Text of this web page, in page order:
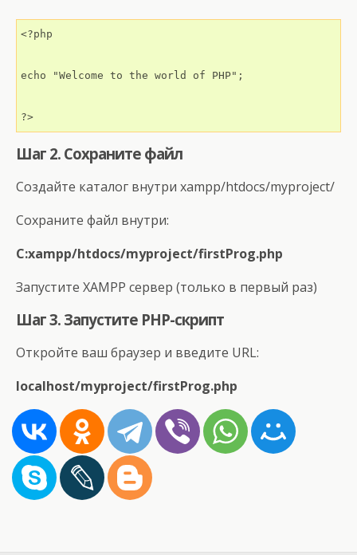
<?php
echo "Welcome to the world of PHP";
?>
Шаг 2. Сохраните файл
Создайте каталог внутри xampp/htdocs/myproject/
Сохраните файл внутри:
C:xampp/htdocs/myproject/firstProg.php
Запустите XAMPP сервер (только в первый раз)
Шаг 3. Запустите PHP-скрипт
Откройте ваш браузер и введите URL:
localhost/myproject/firstProg.php